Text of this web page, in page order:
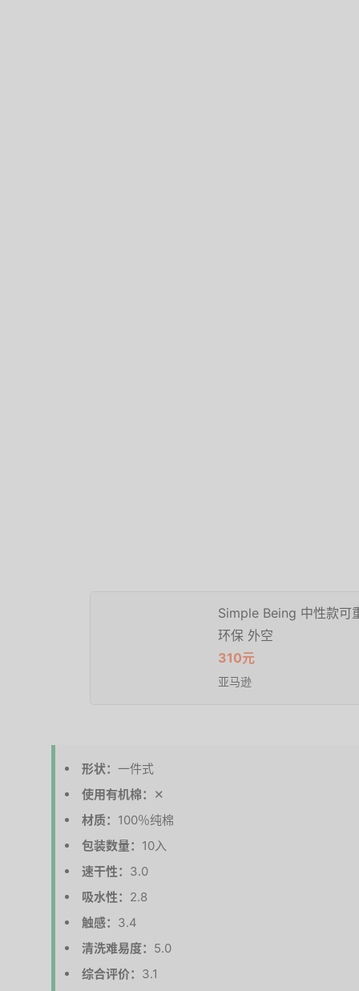
Simple Being 中性款可
环保 外空
310元
亚马逊
形状： 一件式
使用有机棉：
✕
材质： 100％纯棉
包装数量： 10入
速干性： 3.0
吸水性： 2.8
触感： 3.4
清洗难易度： 5.0
综合评价： 3.1